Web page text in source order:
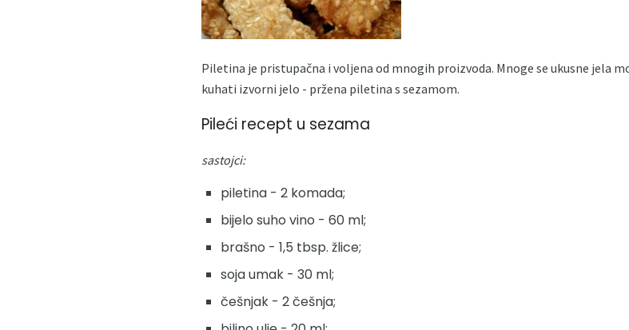
Piletina je pristupačna i voljena od mnogih proizvoda. Mnoge se ukusne jela
kuhati izvorni jelo - pržena piletina s sezamom.
Pileći recept u sezama
sastojci:
piletina - 2 komada;
bijelo suho vino - 60 ml;
brašno - 1,5 tbsp. žlice;
soja umak - 30 ml;
češnjak - 2 češnja;